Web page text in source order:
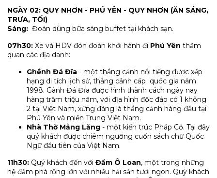
NGÀY 02: QUY NHƠN - PHÚ YÊN - QUY NHƠN (ĂN SÁNG,
TRƯA, TỐI)
Sáng: Đoàn dùng bữa sáng buffet tại khách sạn.
07h30: Xe và HDV đón đoàn khởi hành đi Phú Yên thăm
quan các địa danh:
Ghềnh Đá Đĩa - một thắng cảnh nổi tiếng được xếp
hạng di tích lịch sử, thắng cảnh cấp quốc gia năm
1998. Gành Đá Đĩa được hình thành cách ngày nay
hàng trăm triệu năm, với địa hình độc đáo có 1 không
2 tại Việt Nam, xứng đáng là thắng cảnh hàng đầu tại
Phú Yên và miền Trung Việt Nam.
Nhà Thờ Mằng Lăng - một kiến trúc Pháp Cổ. Tại đây
quý khách được chiêm ngưỡng cuốn sách chữ Quốc
Ngữ đầu tiên của Việt Nam.
11h30: Quý khách đến với Đầm Ô Loan, một trong những
hệ đầm phá rộng lớn với nhiều hải sản tươi ngon. Quý khách